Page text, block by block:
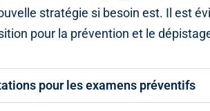
stratégie si besoin est. Il est
pour la prévention et le
pour les examens préventifs